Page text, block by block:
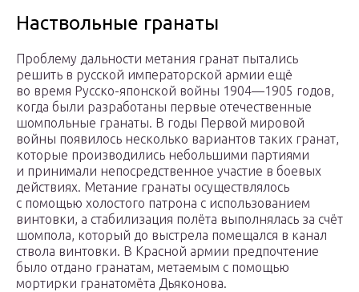
Наствольные гранаты
Проблему дальности метания гранат пытались
решить в русской императорской армии ещё
во время Русско-японской войны 1904—1905 годов,
когда были разработаны первые отечественные
шомпольные гранаты. В годы Первой мировой
войны появилось несколько вариантов таких гранат,
которые производились небольшими партиями
и принимали непосредственное участие в боевых
действиях. Метание гранаты осуществлялось
с помощью холостого патрона с использованием
винтовки, а стабилизация полёта выполнялась за счёт
шомпола, который до выстрела помещался в канал
ствола винтовки. В Красной армии предпочтение
было отдано гранатам, метаемым с помощью
мортирки гранатомёта Дьяконова.